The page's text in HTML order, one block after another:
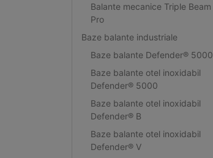
Balante mecanice Triple Beam
Pro
Baze balante industriale
Baze balante Defender® 5000
Baze balante otel inoxidabil
Defender® 5000
Baze balante otel inoxidabil
Defender® B
Baze balante otel inoxidabil
Defender® V